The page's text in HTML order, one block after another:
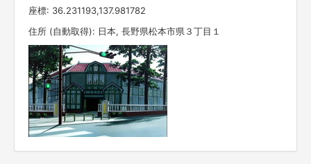
座標: 36.231193,137.981782
住所 (自動取得): 日本, 長野県松本市県３丁目１